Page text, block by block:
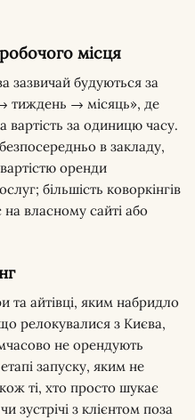
місця
зазвичай будуються за
тиждень → місяць», де
за одиницю часу.
в закладу,
оренди
більшість коворкінгів
власному сайті або
айтівці, яким набридло
релокувалися з Києва,
не орендують
запуску, яким не
ті, хто просто шукає
зустрічі з клієнтом поза